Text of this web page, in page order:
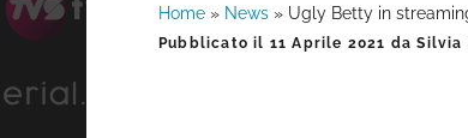
Home » News » Ugly Betty in
Pubblicato il 11 Aprile 2021 daSilvia
Barra